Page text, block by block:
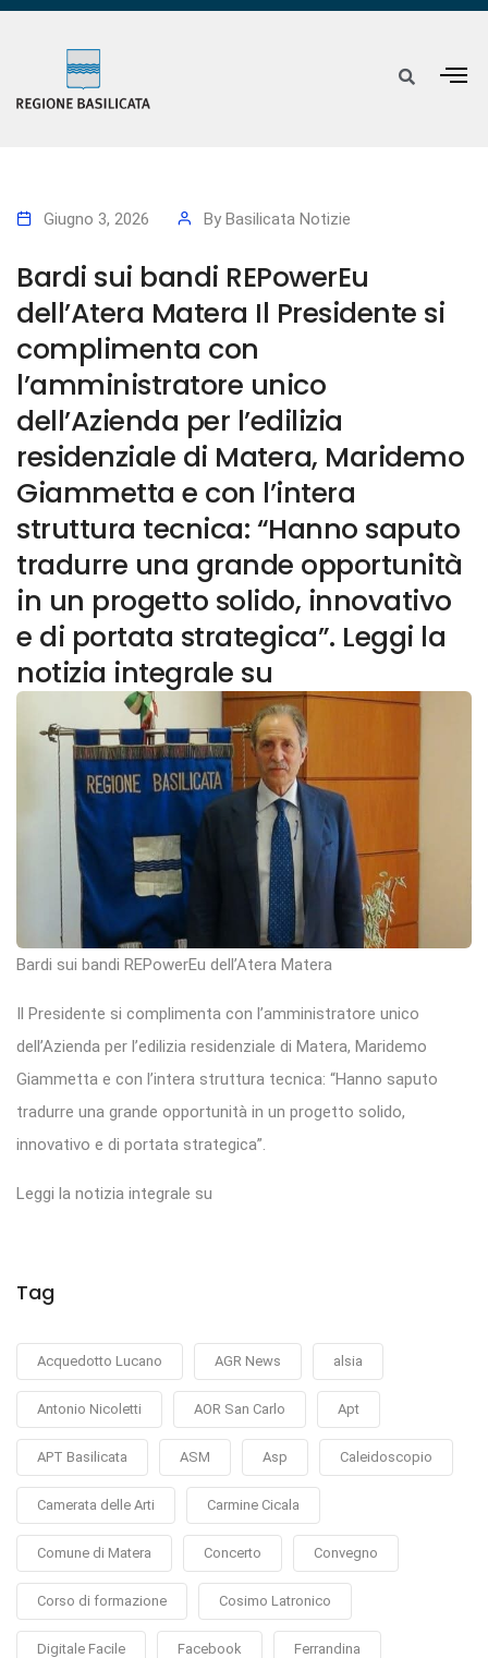
Giugno 3, 2026 By Basilicata Notizie
Bardi sui bandi REPowerEu
dell’Atera Matera Il Presidente si
complimenta con
l’amministratore unico
dell’Azienda per l’edilizia
residenziale di Matera, Maridemo
Giammetta e con l’intera
struttura tecnica: “Hanno saputo
tradurre una grande opportunità
in un progetto solido, innovativo
e di portata strategica”. Leggi la
notizia integrale su
Bardi sui bandi REPowerEu dell’Atera Matera
Il Presidente si complimenta con l’amministratore unico
dell’Azienda per l’edilizia residenziale di Matera, Maridemo
Giammetta e con l’intera struttura tecnica: “Hanno saputo
tradurre una grande opportunità in un progetto solido,
innovativo e di portata strategica”.
Leggi la notizia integrale su
Tag
Acquedotto Lucano AGR News alsia
Antonio Nicoletti AOR San Carlo Apt
APT Basilicata ASM Asp Caleidoscopio
Camerata delle Arti Carmine Cicala
Comune di Matera Concerto Convegno
Corso di formazione Cosimo Latronico
Digitale Facile Facebook Ferrandina